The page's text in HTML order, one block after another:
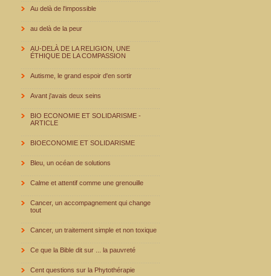
Au delà de l'impossible
au delà de la peur
AU-DELÀ DE LA RELIGION, UNE
ÉTHIQUE DE LA COMPASSION
Autisme, le grand espoir d'en sortir
Avant j'avais deux seins
BIO ECONOMIE ET SOLIDARISME -
ARTICLE
BIOECONOMIE ET SOLIDARISME
Bleu, un océan de solutions
Calme et attentif comme une grenouille
Cancer, un accompagnement qui change
tout
Cancer, un traitement simple et non toxique
Ce que la Bible dit sur ... la pauvreté
Cent questions sur la Phytothérapie